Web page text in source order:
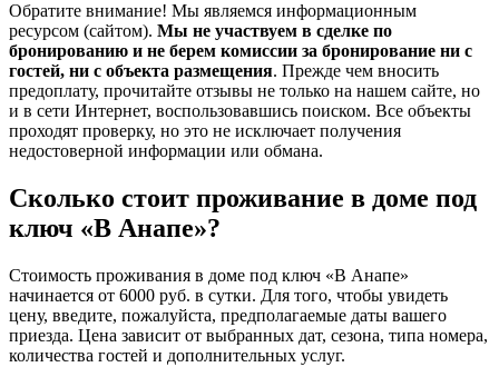
Обратите внимание! Мы являемся информационным
ресурсом (сайтом). Мы не участвуем в сделке по
бронированию и не берем комиссии за бронирование ни с
гостей, ни с объекта размещения. Прежде чем вносить
предоплату, прочитайте отзывы не только на нашем сайте, но
и в сети Интернет, воспользовавшись поиском. Все объекты
проходят проверку, но это не исключает получения
недостоверной информации или обмана.
Сколько стоит проживание в доме под
ключ «В Анапе»?
Стоимость проживания в доме под ключ «В Анапе»
начинается от 6000 руб. в сутки. Для того, чтобы увидеть
цену, введите, пожалуйста, предполагаемые даты вашего
приезда. Цена зависит от выбранных дат, сезона, типа номера,
количества гостей и дополнительных услуг.